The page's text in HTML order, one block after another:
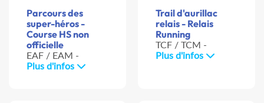
Parcours des
super-héros -
Course HS non
officielle
EAF / EAM -
Plus d'infos
Trail d'aurillac
relais - Relais
Running
TCF / TCM -
Plus d'infos